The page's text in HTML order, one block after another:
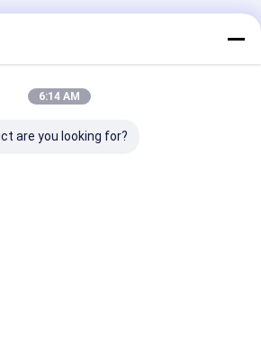
6:14 AM
are you looking for?